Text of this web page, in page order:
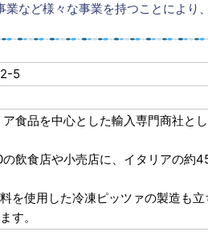
など様々な事業を持つことにより
5
食品を中心とした輸入専門商社と
飲食店や小売店に、イタリアの約
を使用した冷凍ピッツァの製造も
す。